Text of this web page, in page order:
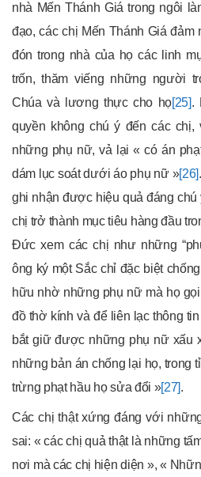
nhà Mến Thánh Giá trong ngôi
đạo, các chị Mến Thánh Giá đảm
đón trong nhà của họ các linh
trốn, thăm viếng những người
Chúa và lương thực cho họ[25].
quyền không chú ý đến các
những phụ nữ, vả lại « có án
dám lục soát dưới áo phụ nữ »[26]
ghi nhận được hiệu quả đáng
chị trở thành mục tiêu hàng đầu
Đức xem các chị như những
ông ký một Sắc chỉ đặc biệt
hữu nhờ những phụ nữ mà họ
đồ thờ kính và để liên lạc thông
bắt giữ được những phụ nữ xấu
những bản án chống lại họ, trong
trừng phạt hầu họ sửa đổi »[27].
Các chị thật xứng đáng với
sai: « các chị quả thật là những
nơi mà các chị hiện diện », «